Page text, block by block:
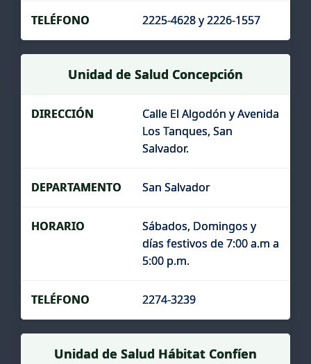
2225-4628 y 2226-1557
Unidad de Salud Concepción
Calle El Algodón y Avenida
Los Tanques, San
Salvador.
San Salvador
Sábados, Domingos y
días festivos de 7:00 a.m a
5:00 p.m.
2274-3239
Unidad de Salud Hábitat Confíen